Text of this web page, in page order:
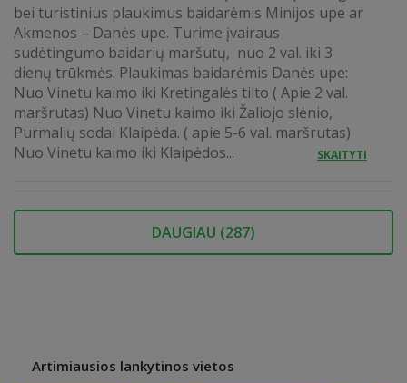
bei turistinius plaukimus baidarėmis Minijos upe ar
Akmenos – Danės upe. Turime įvairaus
sudėtingumo baidarių maršutų, nuo 2 val. iki 3
dienų trūkmės. Plaukimas baidarėmis Danės upe:
Nuo Vinetu kaimo iki Kretingalės tilto ( Apie 2 val.
maršrutas) Nuo Vinetu kaimo iki Žaliojo slėnio,
Purmalių sodai Klaipėda. ( apie 5-6 val. maršrutas)
Nuo Vinetu kaimo iki Klaipėdos...
SKAITYTI
DAUGIAU (287)
Artimiausios lankytinos vietos